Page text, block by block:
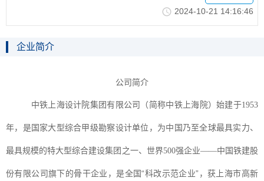
2024-10-2114:16:46
企业简介
公司简介
中铁上海设计院集团有限公司（简称中铁上海院）始建于1953
年，是国家大型综合甲级勘察设计单位，为中国乃至全球最具实力、
最具规模的特大型综合建设集团之一、世界500强企业——中国铁建股
份有限公司旗下的骨干企业，是全国“科改示范企业”，获上海市高新